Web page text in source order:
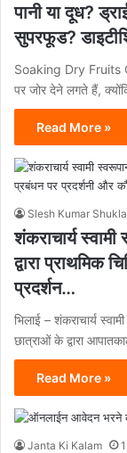
पानी या दूध?
सुपरफूड?
Soaking Dry Fruits
पर जोर देने लगते हैं,
Read More »
Slesh Kumar Shukla
शंकराचार्य
द्वारा प्राथमिक
प्रदर्शन…
भिलाई – शंकराचार्य
छात्राओं के द्वारा
Read More »
Janta Ki Kalam